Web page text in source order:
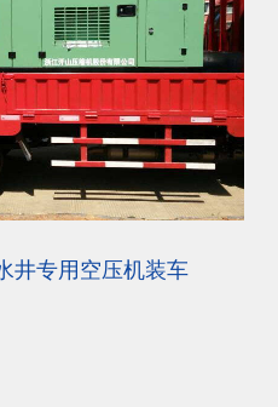
井专用空压机装车